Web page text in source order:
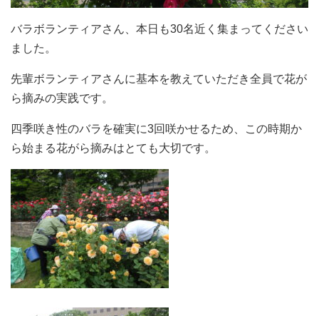
バラボランティアさん、本日も30名近く集まってください
ました。
先輩ボランティアさんに基本を教えていただき全員で花が
ら摘みの実践です。
四季咲き性のバラを確実に3回咲かせるため、この時期か
ら始まる花がら摘みはとても大切です。